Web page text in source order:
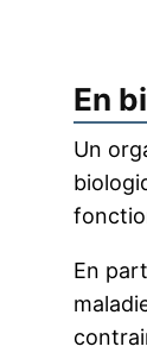
En
Un
En